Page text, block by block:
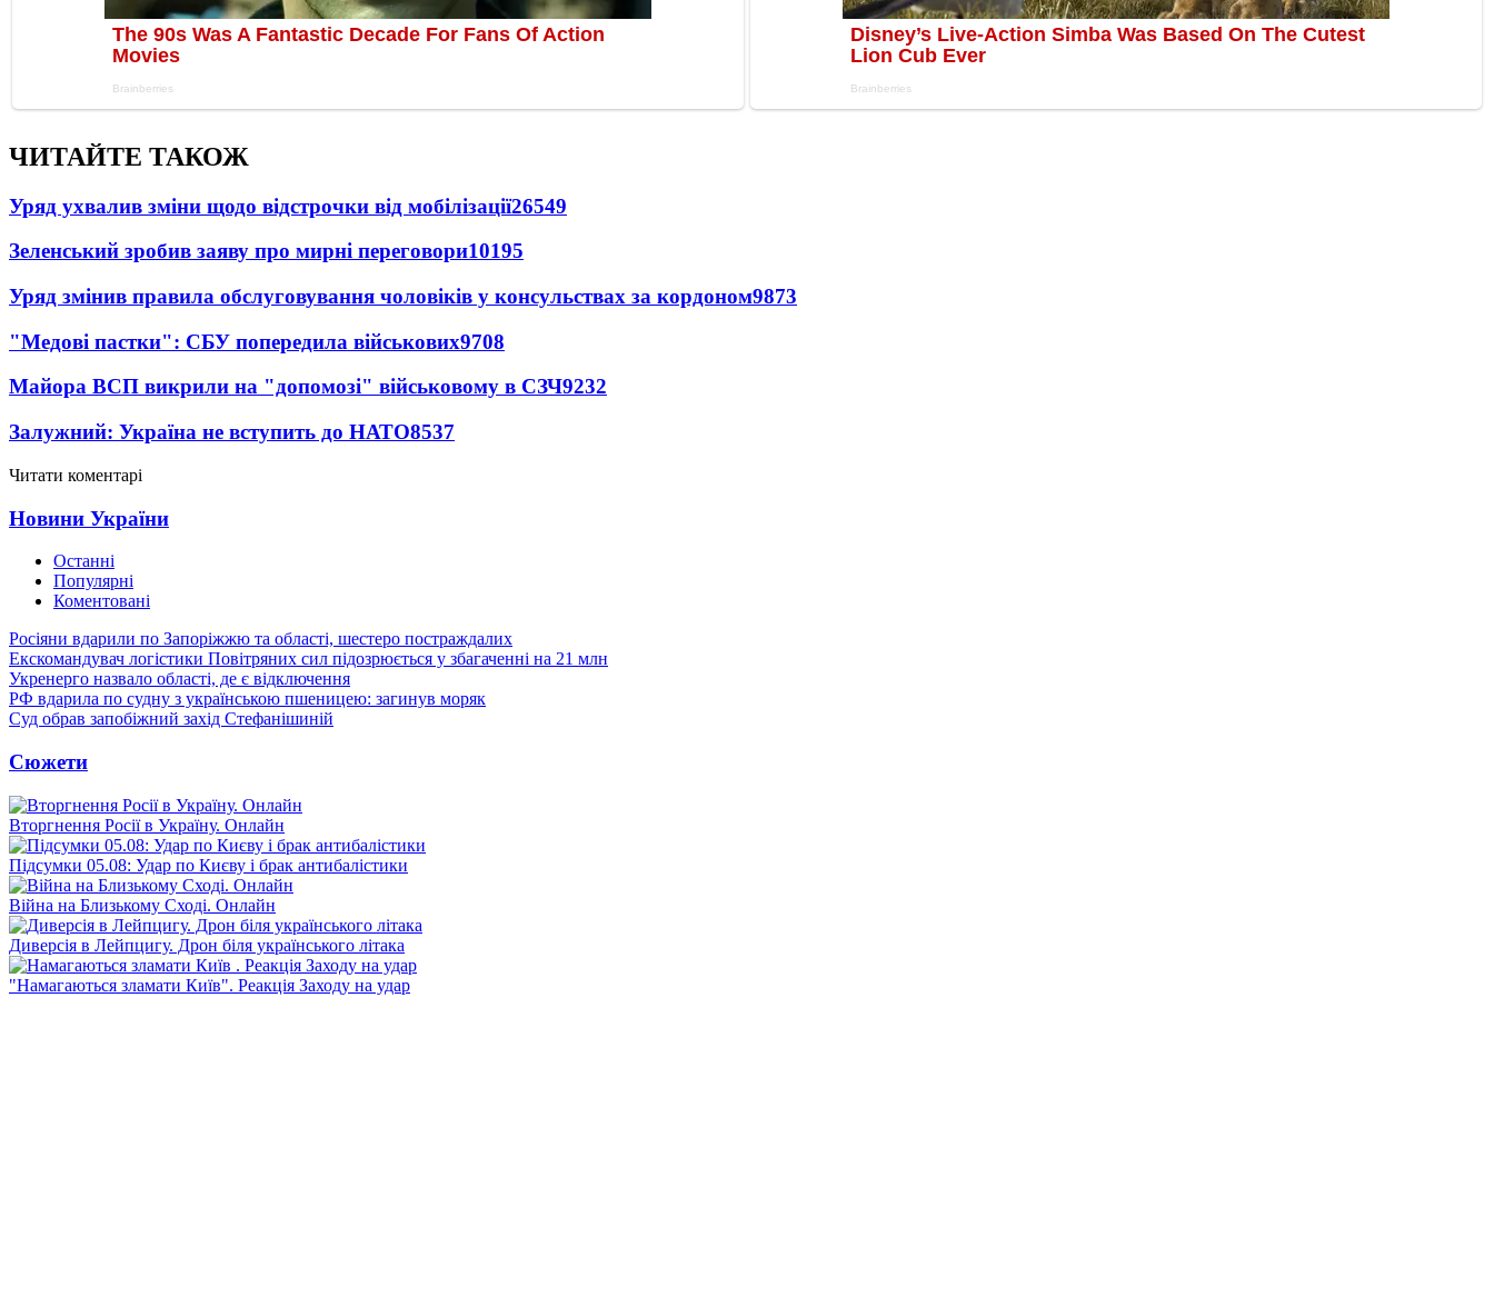
ЧИТАЙТЕ ТАКОЖ
Уряд ухвалив зміни щодо відстрочки від мобілізації26549
Зеленський зробив заяву про мирні переговори10195
Уряд змінив правила обслуговування чоловіків у консульствах за кордоном9873
"Медові пастки": СБУ попередила військових9708
Майора ВСП викрили на "допомозі" військовому в СЗЧ9232
Залужний: Україна не вступить до НАТО8537
Читати коментарі
Новини України
Останні
Популярні
Коментовані
Росіяни вдарили по Запоріжжю та області, шестеро постраждалих
Екскомандувач логістики Повітряних сил підозрюється у збагаченні на 21 млн
Укренерго назвало області, де є відключення
РФ вдарила по судну з українською пшеницею: загинув моряк
Суд обрав запобіжний захід Стефанішиній
Сюжети
Вторгнення Росії в Україну. Онлайн
Підсумки 05.08: Удар по Києву і брак антибалістики
Війна на Близькому Сході. Онлайн
Диверсія в Лейпцигу. Дрон біля українського літака
"Намагаються зламати Київ". Реакція Заходу на удар